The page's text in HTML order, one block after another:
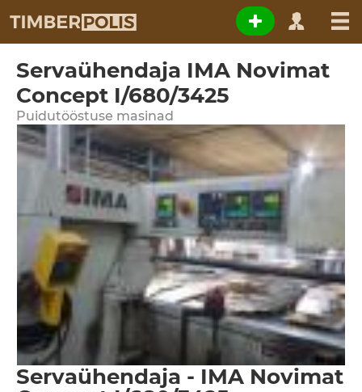
Servaühendaja IMA Novimat
Concept I/680/3425
Puidutööstuse masinad
Servaühendaja - IMA Novimat